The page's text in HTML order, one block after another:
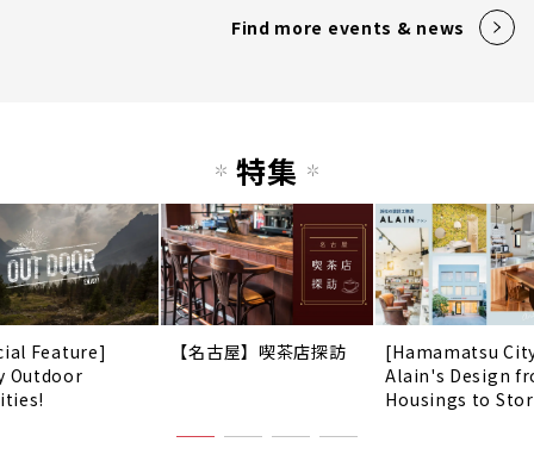
Find more events & news
特集
Feature]
Outdoor
【名古屋】喫茶店探訪
[Hamamatsu
Alain's Design
Housings to